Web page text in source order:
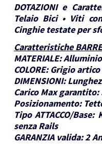
DOTAZIONI e
Telaio Bici • Viti
Cinghie testate per
Caratteristiche
MATERIALE:Alluminio
COLORE: Grigio artico
DIMENSIONI:
Carico Max garantito:
Posizionamento:
Tipo ATTACCO/Base:
senza Rails
GARANZIA valida:2